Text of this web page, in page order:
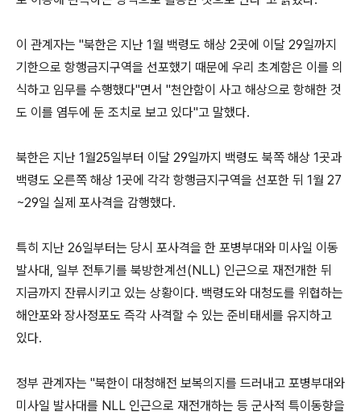
이 관계자는 "북한은 지난 1월 백령도 해상 2곳에 이달 29일까지
기한으로 항행금지구역을 선포했기 때문에 우리 초계함은 이를 의
식하고 임무를 수행했다"면서 "천안함이 사고 해상으로 항해한 것
도 이를 염두에 둔 조치로 보고 있다"고 말했다.
북한은 지난 1월25일부터 이달 29일까지 백령도 북쪽 해상 1곳과
백령도 오른쪽 해상 1곳에 각각 항행금지구역을 선포한 뒤 1월 27
~29일 실제 포사격을 감행했다.
특히 지난 26일부터는 당시 포사격을 한 포병부대와 미사일 이동
발사대, 일부 전투기를 북방한계선(NLL) 인근으로 재전개한 뒤
지금까지 잔류시키고 있는 상황이다. 백령도와 대청도를 위협하는
해안포와 장사정포도 즉각 사격할 수 있는 준비태세를 유지하고
있다.
정부 관계자는 "북한이 대청해전 보복의지를 드러내고 포병부대와
미사일 발사대를 NLL 인근으로 재전개하는 등 군사적 특이동향을